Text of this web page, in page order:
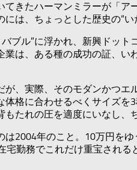
きたハーマンミラーが「
は、ちょっとした歴史の“い
ブル”に浮かれ、新興ドッ
は、ある種の成功の証、
、実際、そのモダンかつ
格に合わせるべくサイズ
もたれの圧を適度にいなし
2004年のこと。10万円を
宅勤務でこれだけ重宝され